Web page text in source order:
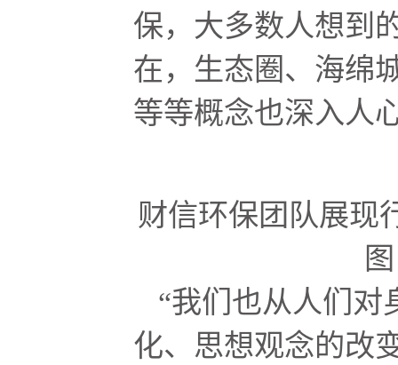
保，大多数人想到
在，生态圈、海绵
等等概念也深入人
财信环保团队展现
“我们也从人们对
化、思想观念的改